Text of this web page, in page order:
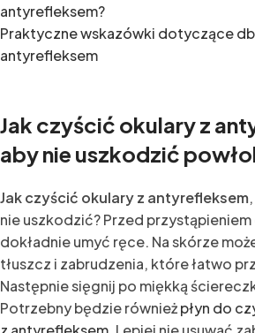
antyrefleksem?
Praktyczne wskazówki dotyczące
antyrefleksem
Jak czyścić okulary z
aby nie uszkodzić
Jak czyścić okulary z antyrefleksem
nie uszkodzić? Przed
dokładnie umyć ręce. Na skórze
tłuszcz i zabrudzenia, które łatwo
Następnie sięgnij po miękką
Potrzebny będzie równieżpłyn do